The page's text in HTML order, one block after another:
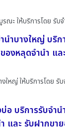
ณะ ให้บริการโดย รับ
นำบางใหญ่ บริก
องหลุดจำนำ แ
ใหญ่ ให้บริการโดย รั
อ บริการรับจำ
และ รับฝากขา